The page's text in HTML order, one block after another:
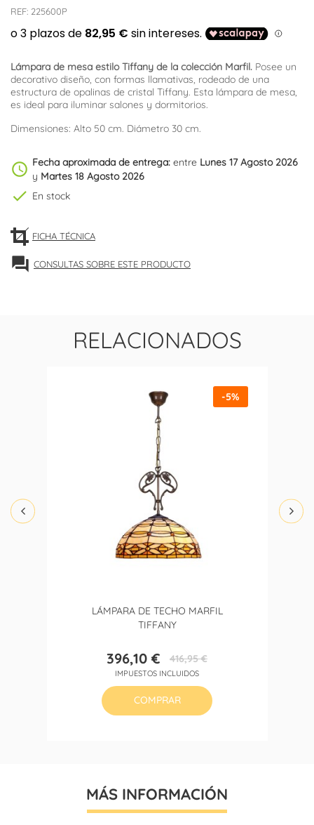
REF: 225600P
Lámpara de mesa estilo Tiffany de la colección Marfil. Posee un
decorativo diseño, con formas llamativas, rodeado de una
estructura de opalinas de cristal Tiffany. Esta lámpara de mesa,
es ideal para iluminar salones y dormitorios.
Dimensiones: Alto 50 cm. Diámetro 30 cm.
schedule Fecha aproximada de entrega: entre Lunes 17 Agosto 2026
y Martes 18 Agosto 2026
check En stock
FICHA TÉCNICA
forum CONSULTAS SOBRE ESTE PRODUCTO
RELACIONADOS
LÁMPARA DE TECHO MARFIL
TIFFANY
Precio
396,10 €Precio
base
416,95 €
IMPUESTOS INCLUIDOS
-5%
COMPRAR
MÁS INFORMACIÓN